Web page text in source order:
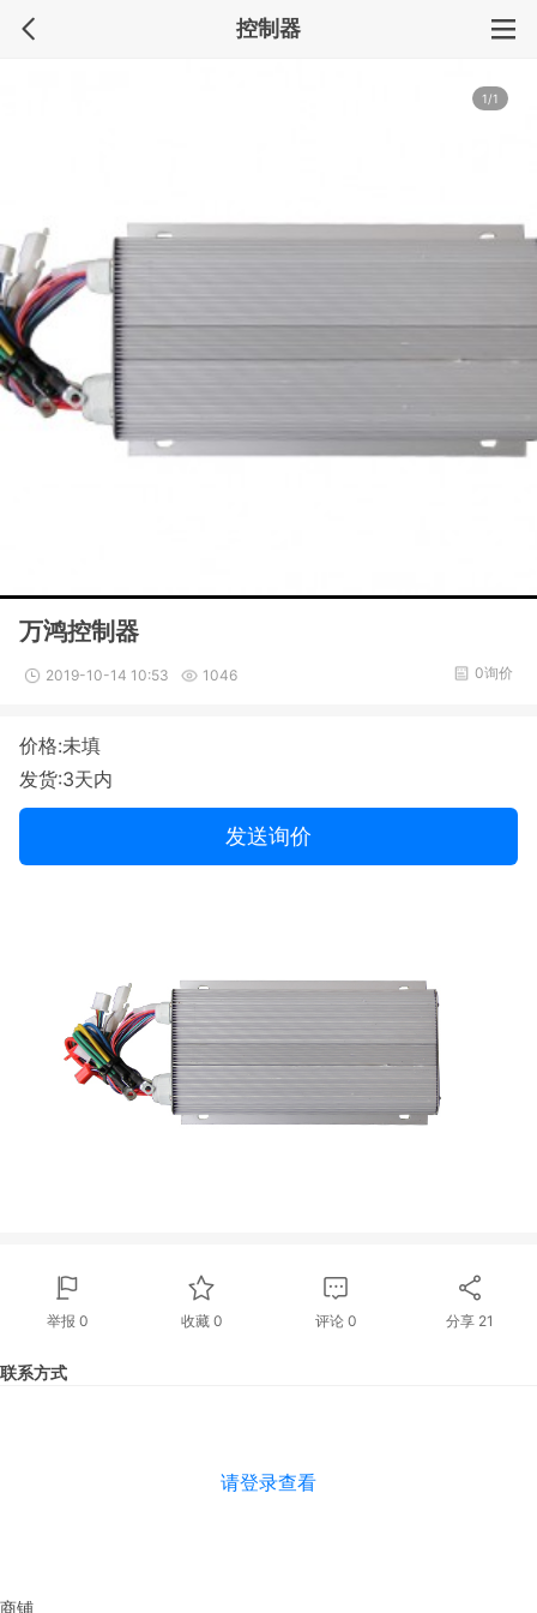
控制器
1/1
万鸿控制器
2019-10-14 10:53 1046 0询价
价格:未填
发货:3天内
发送询价
举报 0 收藏 0 评论 0 分享 21
联系方式
请登录查看
商铺